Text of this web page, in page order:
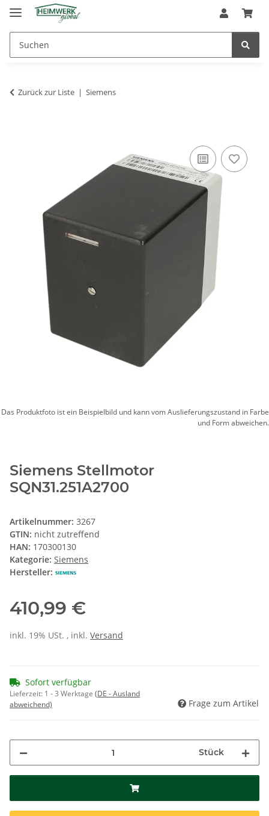
Zurück zur Liste Siemens
Das Produktfoto ist ein Beispielbild und kann vom Auslieferungszustand in Farbe
und Form abweichen.
Siemens Stellmotor
SQN31.251A2700
Artikelnummer: 3267
GTIN: nicht zutreffend
HAN: 170300130
Kategorie: Siemens
Hersteller:
410,99 €
inkl. 19% USt. , inkl. Versand
Sofort verfügbar
Lieferzeit: 1 - 3 Werktage (DE - Ausland
abweichend)
Frage zum Artikel
Stück